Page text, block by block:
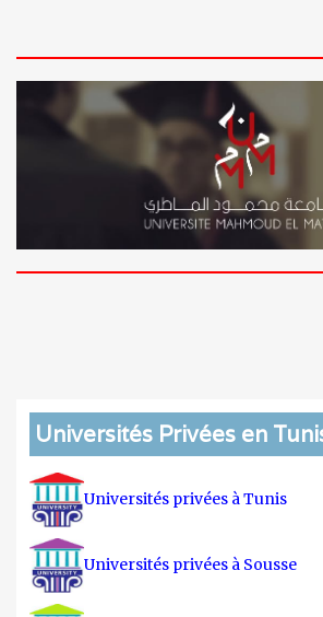
Universités Privées en
Universités privées à Tunis
Universités privées à Sousse